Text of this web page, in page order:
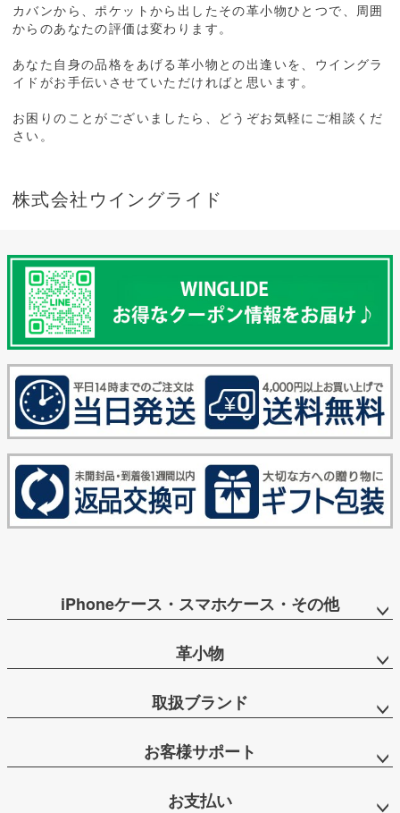
カバンから、ポケットから出したその革小物ひとつで、周囲
からのあなたの評価は変わります。
あなた自身の品格をあげる革小物との出逢いを、ウイングラ
イドがお手伝いさせていただければと思います。
お困りのことがございましたら、どうぞお気軽にご相談くだ
さい。
株式会社ウイングライド
iPhoneケース・スマホケース・その他
革小物
取扱ブランド
お客様サポート
お支払い